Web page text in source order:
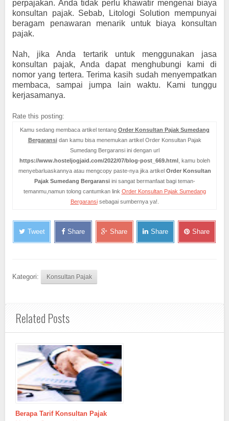
perpajakan. Anda tidak perlu khawatir mengenai biaya
konsultan pajak. Sebab, Litologi Solution mempunyai
beragam penawaran menarik untuk biaya konsultan
pajak.
Nah, jika Anda tertarik untuk menggunakan jasa
konsultan pajak, Anda dapat menghubungi kami di
nomor yang tertera. Terima kasih sudah menyempatkan
membaca, sampai jumpa lain waktu. Kami tunggu
kerjasamanya.
Rate this posting:
Kamu sedang membaca artikel tentang Order Konsultan Pajak Sumedang
Bergaransidan kamu bisa menemukan artikel Order Konsultan Pajak
Sumedang Bergaransi ini dengan url
https://www.hosteljogjaid.com/2022/07/blog-post_669.html, kamu boleh
menyebarluaskannya atau mengcopy paste-nya jika artikel Order Konsultan
Pajak Sumedang Bergaransiini sangat bermanfaat bagi teman-
temanmu,namun tolong cantumkan link Order Konsultan Pajak Sumedang
Bergaransisebagai sumbernya ya!.
Tweet Share Share Share Share
Kategori: Konsultan Pajak
Related Posts
Berapa Tarif Konsultan Pajak